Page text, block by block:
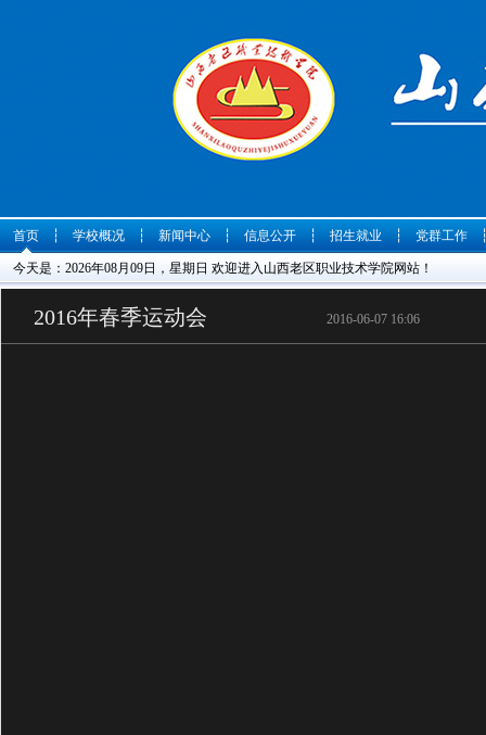
首页
今天是：2026年08月09日，星期日 欢迎进入山西老区职业技术学院网站！
┆ 学校概况 ┆ 新闻中心 ┆ 信息公开 ┆ 招生就业 ┆ 党群工作
2016年春季运动会 2016-06-07 16:06